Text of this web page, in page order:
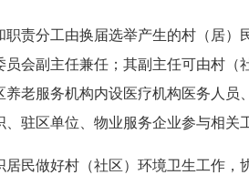
责分工由换届选举产生的村（居
会副主任兼任；其副主任可由村
老服务机构内设医疗机构医务人
驻区单位、物业服务企业参与相关
民做好村（社区）环境卫生工作